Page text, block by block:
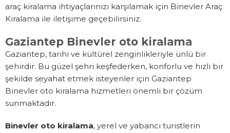
araç kiralama ihtiyaçlarınızı karşılamak için Binevler Araç
Kiralama ile iletişime geçebilirsiniz.
Gaziantep Binevler oto kiralama
Gaziantep, tarihi ve kültürel zenginlikleriyle ünlü bir
şehirdir. Bu güzel şehri keşfederken, konforlu ve hızlı bir
şekilde seyahat etmek isteyenler için Gaziantep
Binevler oto kiralama hizmetleri önemli bir çözüm
sunmaktadır.
Binevler oto kiralama, yerel ve yabancı turistlerin